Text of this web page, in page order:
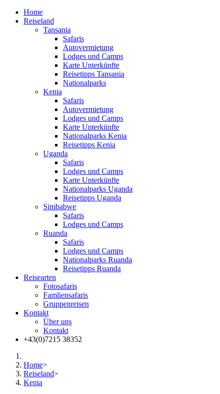
Home
Reiseland
Tansania
Safaris
Autovermietung
Lodges und Camps
Karte Unterkünfte
Reisetipps Tansania
Nationalparks
Kenia
Safaris
Autovermietung
Lodges und Camps
Karte Unterkünfte
Nationalparks Kenia
Reisetipps Kenia
Uganda
Safaris
Lodges und Camps
Karte Unterkünfte
Nationalparks Uganda
Reisetipps Uganda
Simbabwe
Safaris
Lodges und Camps
Ruanda
Safaris
Lodges und Camps
Nationalparks Ruanda
Reisetipps Ruanda
Reisearten
Fotosafaris
Famliensafaris
Gruppenreisen
Kontakt
Über uns
Kontakt
+43(0)7215 38352
Home>
Reiseland>
Kenia